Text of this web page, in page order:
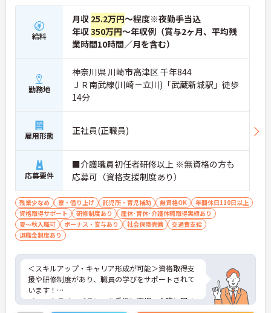
給料
月収 25.2万円～程度※夜勤手当込
年収350万円～年収例（賞与2ヶ月、平均残
業時間10時間／月を含む）
勤務地
神奈川県 川崎市高津区 千年844
ＪＲ南武線(川崎－立川)「武蔵新城駅」徒歩
14分
雇用形態 正社員(正職員)
応募要件
■介護職員初任者研修以上 ※無資格の方も
応募可（資格支援制度あり）
残業少なめ 寮・借り上げ 託児所・育児補助 無資格OK
年間休日110日以上
資格取得サポート
研修制度あり
産休･育休･介護休暇取得実績あり
夏～秋入職可
ボーナス・賞与あり 社会保険完備
交通費支給
退職金制度あり
＜スキルアップ・キャリア形成が可能＞資格取得支
援や研修制度があり、職員の学びをサポートされて
います！
＜ワークライフバランスを重視＞育児・介護に関す